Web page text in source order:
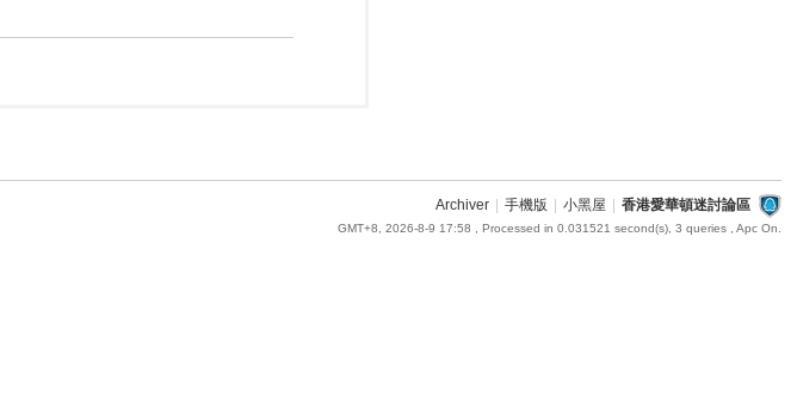
Archiver 手機版 小黑屋 香港愛華頓迷討論區
GMT+8, 2026-8-9 17:58 , Processed in 0.031521 second(s), 3 queries , Apc On.